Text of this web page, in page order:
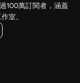
100萬訂閱者，涵蓋
室。